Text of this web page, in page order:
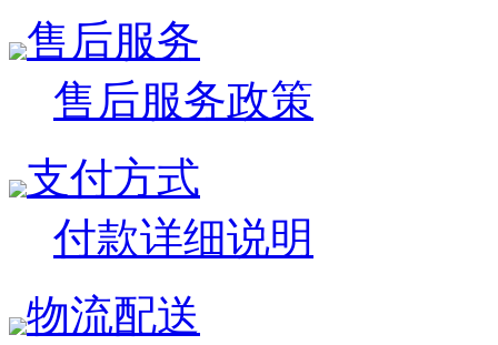
售后服务
售后服务政策
支付方式
付款详细说明
物流配送